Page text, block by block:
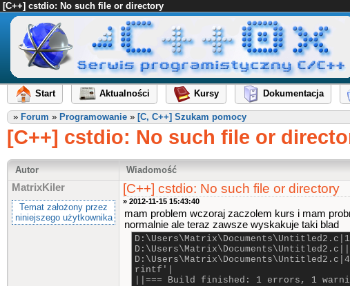
[C++] cstdio: No such file or directory
Start Aktualności Kursy Dokumentacja
» Forum » Programowanie » [C, C++] Szukam pomocy
[C++] cstdio: No such file or
Autor
Wiadomość
MatrixKiler
Temat założony przez
niniejszego użytkownika
[C++] cstdio: No such file or directory
» 2012-11-15 15:43:40
mam problem wczoraj zaczolem kurs i mam
normalnie ale teraz zawsze wyskakuje taki blad
rintf'|
||=== Build finished: 1 errors, 1